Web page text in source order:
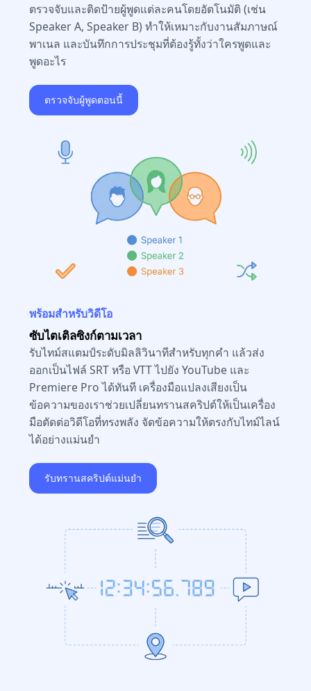
ตรวจจับและติดป้ายผู้พูดแต่ละคนโดยอัตโนมัติ (เช่น
Speaker A, Speaker B) ทำให้เหมาะกับงานสัมภาษณ์
พาเนล และบันทึกการประชุมที่ต้องรู้ทั้งว่าใครพูดและ
พูดอะไร
ตรวจจับผู้พูดตอนนี้
พร้อมสำหรับวิดีโอ
ซับไตเติลซิงก์ตามเวลา
รับไทม์สแตมป์ระดับมิลลิวินาทีสำหรับทุกคำ แล้วส่ง
ออกเป็นไฟล์ SRT หรือ VTT ไปยัง YouTube และ
Premiere Pro ได้ทันที เครื่องมือแปลงเสียงเป็น
ข้อความของเราช่วยเปลี่ยนทรานสคริปต์ให้เป็นเครื่อง
มือตัดต่อวิดีโอที่ทรงพลัง จัดข้อความให้ตรงกับไทม์ไลน์
ได้อย่างแม่นยำ
รับทรานสคริปต์แม่นยำ